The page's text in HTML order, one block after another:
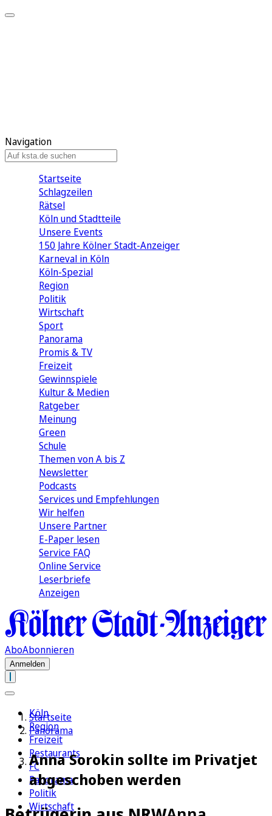
Navigation
Startseite
Schlagzeilen
Rätsel
Köln und Stadtteile
Unsere Events
150 Jahre Kölner Stadt-Anzeiger
Karneval in Köln
Köln-Spezial
Region
Politik
Wirtschaft
Sport
Panorama
Promis & TV
Freizeit
Gewinnspiele
Kultur & Medien
Ratgeber
Meinung
Green
Schule
Themen von A bis Z
Newsletter
Podcasts
Services und Empfehlungen
Wir helfen
Unsere Partner
E-Paper lesen
Service FAQ
Online Service
Leserbriefe
Anzeigen
AboAbonnieren
Anmelden
Köln
Region
Freizeit
Restaurants
FC
Panorama
Politik
Wirtschaft
Startseite
Panorama
Anna Sorokin sollte im Privatjet
abgeschoben werden